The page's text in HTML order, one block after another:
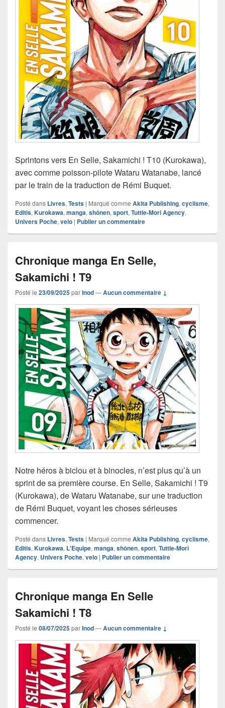
Sprintons vers En Selle, Sakamichi ! T10 (Kurokawa),
avec comme poisson-pilote Wataru Watanabe, lancé
par le train de la traduction de Rémi Buquet.
Posté dans Livres, Tests | Marqué comme Akita Publishing, cyclisme,
Editis, Kurokawa, manga, shônen, sport, Tuttle-Mori Agency,
Univers Poche, velo | Publier un commentaire
Chronique manga En Selle,
Sakamichi ! T9
Posté le 23/09/2025parInod—Aucun commentaire ↓
Notre héros à biclou et à binocles, n’est plus qu’à un
sprint de sa première course. En Selle, Sakamichi ! T9
(Kurokawa), de Wataru Watanabe, sur une traduction
de Rémi Buquet, voyant les choses sérieuses
commencer.
Posté dans Livres, Tests | Marqué comme Akita Publishing, cyclisme,
Editis, Kurokawa, L'Equipe, manga, shônen, sport, Tuttle-Mori
Agency, Univers Poche, velo | Publier un commentaire
Chronique manga En Selle
Sakamichi ! T8
Posté le 08/07/2025parInod—Aucun commentaire ↓